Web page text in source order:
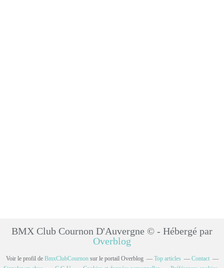
BMX Club Cournon D'Auvergne © - Hébergé par
Overblog
Voir le profil de BmxClubCournon sur le portail Overblog Top articles
Contact